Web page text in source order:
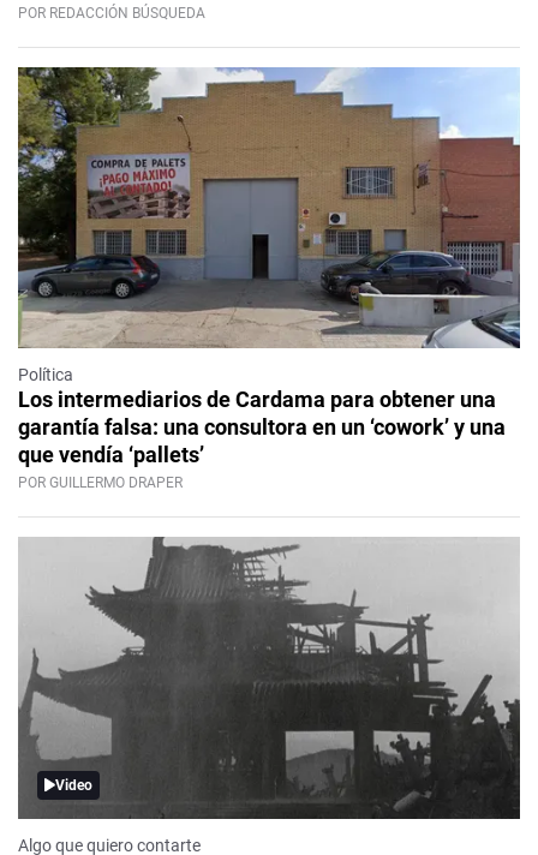
POR REDACCIÓN BÚSQUEDA
Política
Los intermediarios de Cardama para obtener una
garantía falsa: una consultora en un ‘cowork’ y una
que vendía ‘pallets’
POR GUILLERMO DRAPER
Video
Algo que quiero contarte